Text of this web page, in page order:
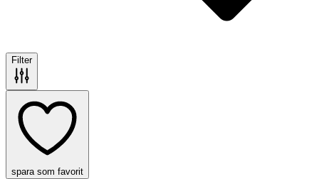
Filter
spara som favorit